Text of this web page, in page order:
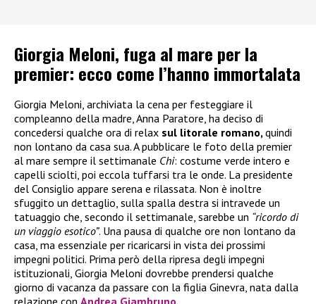
Giorgia Meloni, fuga al mare per la
premier: ecco come l’hanno immortalata
Giorgia Meloni, archiviata la cena per festeggiare il
compleanno della madre, Anna Paratore, ha deciso di
concedersi qualche ora di relax sul litorale romano, quindi
non lontano da casa sua. A pubblicare le foto della premier
al mare sempre il settimanale Chi: costume verde intero e
capelli sciolti, poi eccola tuffarsi tra le onde. La presidente
del Consiglio appare serena e rilassata. Non è inoltre
sfuggito un dettaglio, sulla spalla destra si intravede un
tatuaggio che, secondo il settimanale, sarebbe un “ricordo di
un viaggio esotico”. Una pausa di qualche ore non lontano da
casa, ma essenziale per ricaricarsi in vista dei prossimi
impegni politici. Prima però della ripresa degli impegni
istituzionali, Giorgia Meloni dovrebbe prendersi qualche
giorno di vacanza da passare con la figlia Ginevra, nata dalla
relazione con Andrea Giambruno.